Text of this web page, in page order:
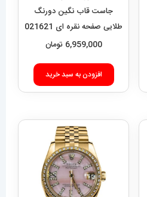
جاست قاب نگین دورنگ
طلایی صفحه نقره ای 021621
ROLEX DATEJUST
6,959,000 تومان
افزودن به سبد خرید